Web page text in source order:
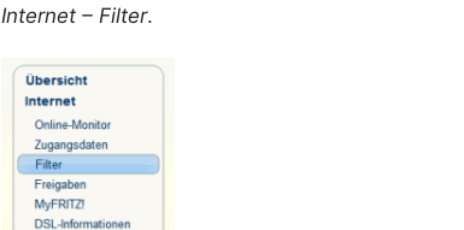
Internet – Filter.